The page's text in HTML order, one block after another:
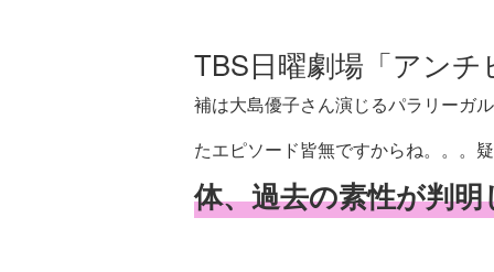
TBS日曜劇場「アンチ
補は大島優子さん演じるパラリーガ
たエピソード皆無ですからね。。。
体、過去の素性が判